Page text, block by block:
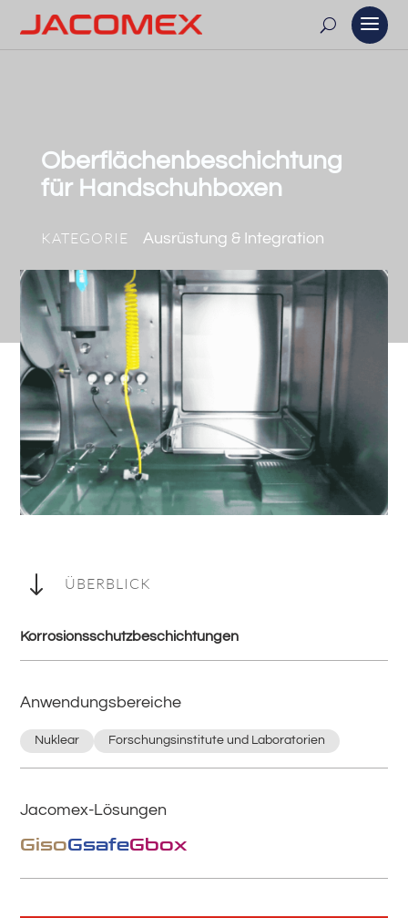
Oberflächenbeschichtung
für Handschuhboxen
KATEGORIE Ausrüstung & Integration
" ÜBERBLICK
Korrosionsschutzbeschichtungen
Anwendungsbereiche
Nuklear Forschungsinstitute und Laboratorien
Jacomex-Lösungen
GisoGsafeGbox